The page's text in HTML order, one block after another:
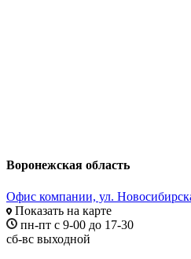
Воронежская область
Офис компании, ул.
Показать на карте
пн-пт с 9-00 до 17-30
сб-вс выходной